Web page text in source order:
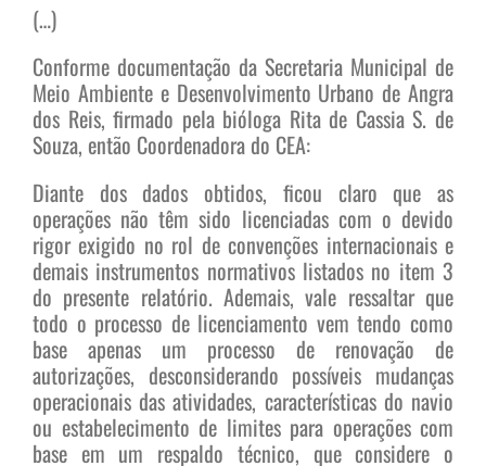
(…)
Conforme documentação da Secretaria Municipal de
Meio Ambiente e Desenvolvimento Urbano de Angra
dos Reis, firmado pela bióloga Rita de Cassia S. de
Souza, então Coordenadora do CEA:
Diante dos dados obtidos, ficou claro que as
operações não têm sido licenciadas com o devido
rigor exigido no rol de convenções internacionais e
demais instrumentos normativos listados no item 3
do presente relatório. Ademais, vale ressaltar que
todo o processo de licenciamento vem tendo como
base apenas um processo de renovação de
autorizações, desconsiderando possíveis mudanças
operacionais das atividades, características do navio
ou estabelecimento de limites para operações com
base em um respaldo técnico, que considere o